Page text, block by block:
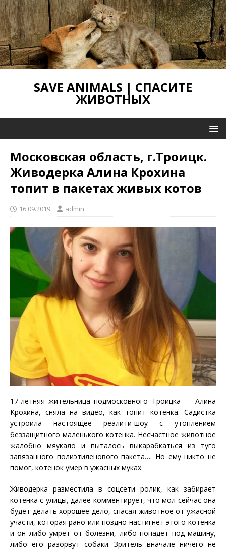
SAVE ANIMALS | СПАСИТЕ
ЖИВОТНЫХ
Московская область, г.Троицк.
Живодерка Алина Крохина
топит в пакетах живых котов
16.09.2019 admin
17-летняя жительница подмосковного Троицка — Алина
Крохина, сняла на видео, как топит котенка. Садистка
устроила настоящее реалити-шоу с утоплением
беззащитного маленького котенка. Несчастное животное
жалобно мяукало и пыталось выкарабкаться из туго
завязанного полиэтиленового пакета…. Но ему никто не
помог, котенок умер в ужасных муках.
Живодерка разместила в соцсети ролик, как забирает
котенка с улицы, далее комментирует, что мол сейчас она
будет делать хорошее дело, спасая животное от ужасной
участи, которая рано или поздно настигнет этого котенка
и он либо умрет от болезни, либо попадет под машину,
либо его разорвут собаки. Зритель вначале ничего не